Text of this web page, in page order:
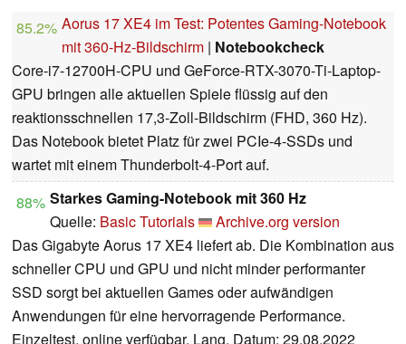
85.2% Aorus 17 XE4 im Test: Potentes Gaming-Notebook
mit 360-Hz-Bildschirm | Notebookcheck
Core-i7-12700H-CPU und GeForce-RTX-3070-Ti-Laptop-
GPU bringen alle aktuellen Spiele flüssig auf den
reaktionsschnellen 17,3-Zoll-Bildschirm (FHD, 360 Hz).
Das Notebook bietet Platz für zwei PCIe-4-SSDs und
wartet mit einem Thunderbolt-4-Port auf.
88% Starkes Gaming-Notebook mit 360 Hz
Quelle: Basic Tutorials
Archive.org version
Das Gigabyte Aorus 17 XE4 liefert ab. Die Kombination aus
schneller CPU und GPU und nicht minder performanter
SSD sorgt bei aktuellen Games oder aufwändigen
Anwendungen für eine hervorragende Performance.
Einzeltest, online verfügbar, Lang, Datum: 29.08.2022